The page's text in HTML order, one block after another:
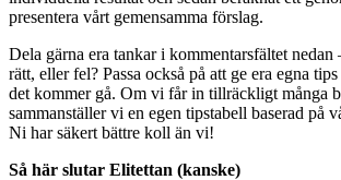
presentera vårt gemensamma förslag.
Dela gärna era tankar i kommentarsfältet
rätt, eller fel? Passa också på att ge era egna
det kommer gå. Om vi får in tillräckligt många
sammanställer vi en egen tipstabell baserad på
Ni har säkert bättre koll än vi!
Så här slutar Elitettan (kanske)